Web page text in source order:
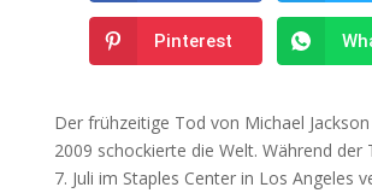
Pinterest
Der frühzeitige Tod von Michael Jackson
2009 schockierte die Welt. Während der
7. Juli im Staples Center in Los Angeles